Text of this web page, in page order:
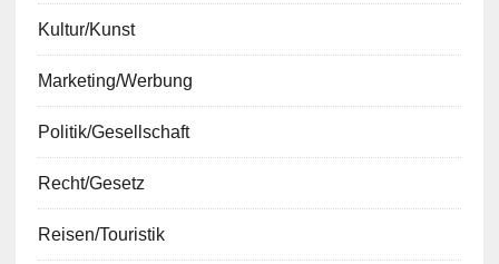
Kultur/Kunst
Marketing/Werbung
Politik/Gesellschaft
Recht/Gesetz
Reisen/Touristik